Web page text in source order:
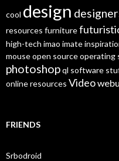
cool design
resources furniture
high-tech imao imate
mouseopen sourceoperating
photoshopql software
online resources Video
FRIENDS
Srbodroid